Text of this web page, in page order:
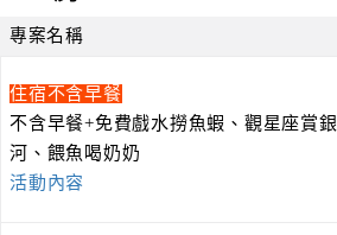
專案名稱
住宿不含早餐
不含早餐+免費戲水撈魚蝦、觀星座賞銀
河、餵魚喝奶奶
活動內容